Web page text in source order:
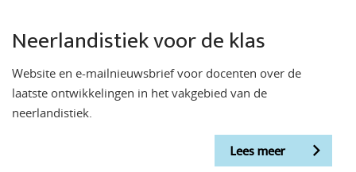
Neerlandistiek voor de klas
Website en e-mailnieuwsbrief voor docenten over de
laatste ontwikkelingen in het vakgebied van de
neerlandistiek.
Lees meer